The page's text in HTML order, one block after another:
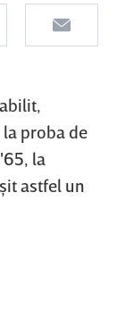
proba de
la
astfel un